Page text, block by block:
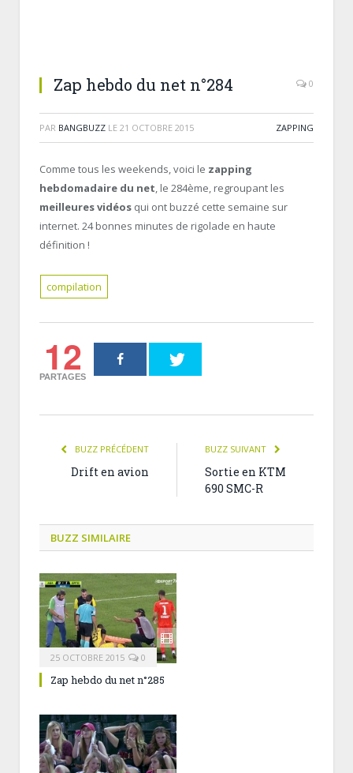
Zap hebdo du net n°284 0
PAR BANGBUZZ LE 21 OCTOBRE 2015 ZAPPING
Comme tous les weekends, voici le zapping
hebdomadaire du net, le 284ème, regroupant les
meilleures vidéos qui ont buzzé cette semaine sur
internet. 24 bonnes minutes de rigolade en haute
définition !
compilation
12
PARTAGES
BUZZ PRÉCÉDENT
Drift en avion
BUZZ SUIVANT
Sortie en KTM
690 SMC-R
BUZZ SIMILAIRE
25 OCTOBRE 2015 0
Zap hebdo du net n°285